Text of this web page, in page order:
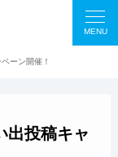
MENU
ーン開催！
投稿キャ